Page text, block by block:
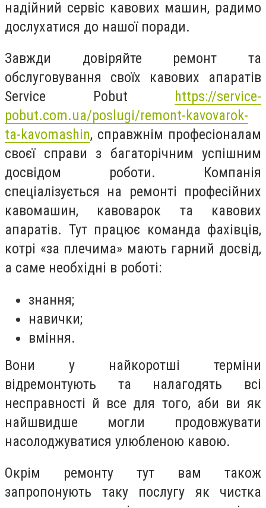
надійний сервіс кавових машин, радимо
дослухатися до нашої поради.
Завжди довіряйте ремонт та
обслуговування своїх кавових апаратів
Service Pobut
https://service-
pobut.com.ua/poslugi/remont-kavovarok-
ta-kavomashin, справжнім професіоналам
своєї справи з багаторічним успішним
досвідом роботи. Компанія
спеціалізується на ремонті професійних
кавомашин, кавоварок та кавових
апаратів. Тут працює команда фахівців,
котрі «за плечима» мають гарний досвід,
а саме необхідні в роботі:
знання;
навички;
вміння.
Вони у найкоротші терміни
відремонтують та налагодять всі
несправності й все для того, аби ви як
найшвидше могли продовжувати
насолоджуватися улюбленою кавою.
Окрім ремонту тут вам також
запропонують таку послугу як чистка